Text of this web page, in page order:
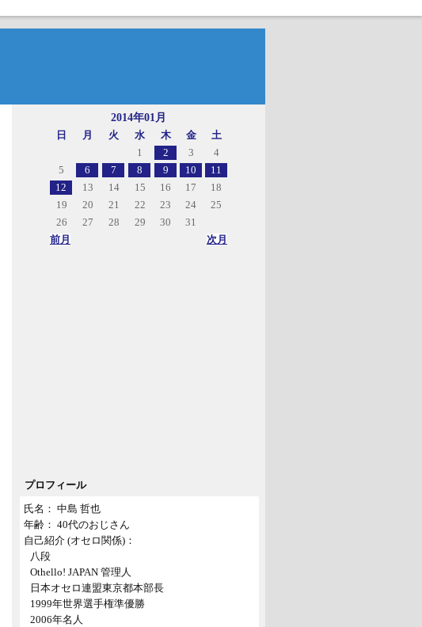
2014年01月
日
月 火 水 木 金
土
1
2 3
4
5
6 7 8 9 10
11
12
13 14 15 16 17
18
19
20 21 22 23 24
25
26
27 28 29 30
31
前月
次月
プロフィール
氏名： 中島 哲也
年齢： 40代のおじさん
自己紹介 (オセロ関係)：
八段
Othello! JAPAN 管理人
日本オセロ連盟東京都本部長
1999年世界選手権準優勝
2006年名人